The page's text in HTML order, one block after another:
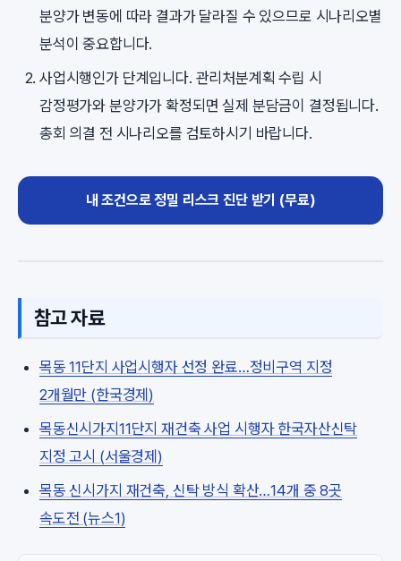
분양가 변동에 따라 결과가 달라질 수 있으므로 시나리오별
분석이 중요합니다.
사업시행인가 단계입니다. 관리처분계획 수립 시
감정평가와 분양가가 확정되면 실제 분담금이 결정됩니다.
총회 의결 전 시나리오를 검토하시기 바랍니다.
내 조건으로 정밀 리스크 진단 받기 (무료)
참고 자료
목동 11단지 사업시행자 선정 완료…정비구역 지정
2개월만 (한국경제)
목동신시가지11단지 재건축 사업 시행자 한국자산신탁
지정 고시 (서울경제)
목동 신시가지 재건축, 신탁 방식 확산…14개 중 8곳
속도전 (뉴스1)